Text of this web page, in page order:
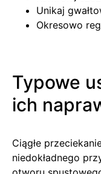
Unikaj
Okresowo
Typowe
ich
Ciągłe
niedokładnego